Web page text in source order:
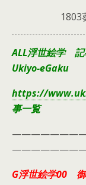
1803
ALL浮世絵学
Ukiyo-eGaku
https://
事一覧
G浮世絵学00